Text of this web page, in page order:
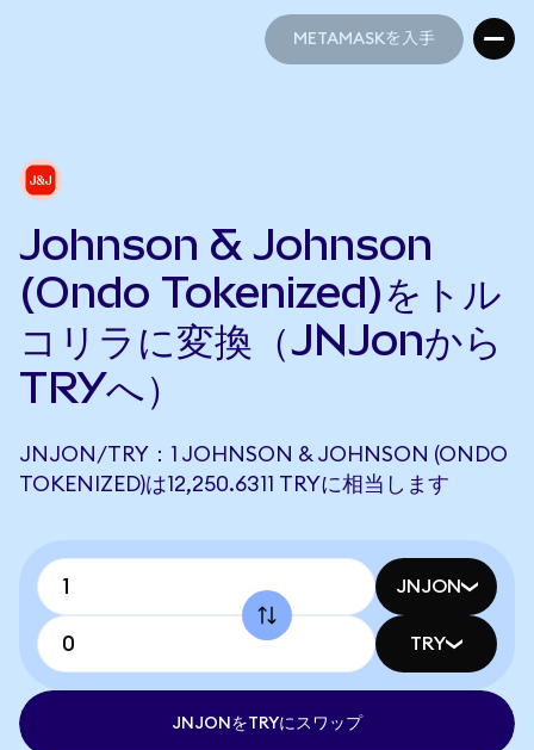
METAMASKを入手
Johnson & Johnson
(Ondo Tokenized)をトル
コリラに変換（JNJonから
TRYへ）
JNJON/TRY：1 JOHNSON & JOHNSON (ONDO
TOKENIZED)は12,250.6311 TRYに相当します
JNJON
TRY
JNJONをTRYにスワップ